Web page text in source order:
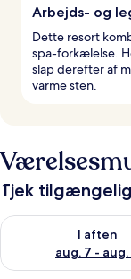
Arbejds- og
Dette resort
spa-forkælelse.
slap derefter af
varme sten.
Tjek
I aften
aug. 7 - aug.
Tjek tilgængelighed